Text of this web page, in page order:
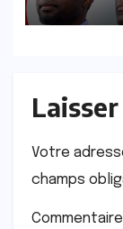
accuse
Sonko
Votre
champs
Commentaire